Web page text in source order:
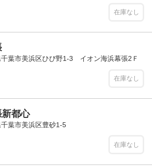
在庫なし
葉市美浜区ひび野1-3 イオン海浜幕張2Ｆ
在庫なし
都心
葉市美浜区豊砂1-5
在庫なし